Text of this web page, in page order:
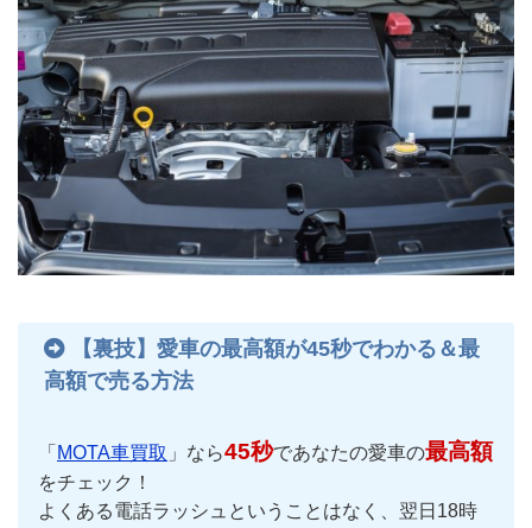
【裏技】愛車の最高額が45秒でわかる＆最
高額で売る方法
「 MOTA車買取 」なら45秒であなたの愛車の最高額
をチェック！
よくある電話ラッシュということはなく、翌日18時